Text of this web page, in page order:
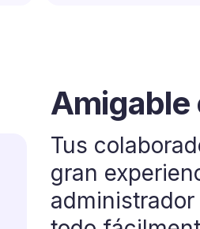
Amigable
Tus
gran
confiable
Confía en
atenderemos
Te
soluciones